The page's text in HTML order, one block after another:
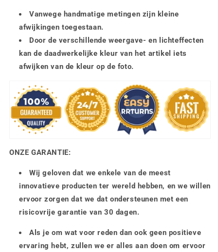
Vanwege handmatige metingen zijn kleine
afwijkingen toegestaan.
Door de verschillende weergave- en lichteffecten
kan de daadwerkelijke kleur van het artikel iets
afwijken van de kleur op de foto.
ONZE GARANTIE:
Wij geloven dat we enkele van de meest
innovatieve producten ter wereld hebben, en we willen
ervoor zorgen dat we dat ondersteunen met een
risicovrije garantie van 30 dagen.
Als je om wat voor reden dan ook geen positieve
ervaring hebt, zullen we er alles aan doen om ervoor